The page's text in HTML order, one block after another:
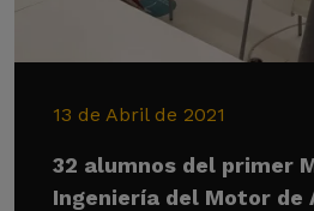
13 de Abril de 2021
32 alumnos del primer
Ingeniería del Motor de